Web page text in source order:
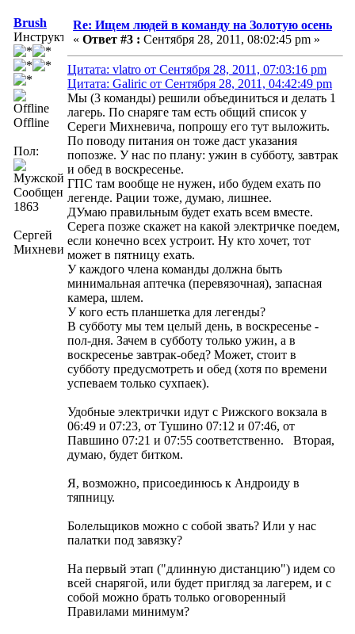
Brush
Инструктор
Offline
Пол:
Сообщений:
1863
Сергей
Михневич
Re: Ищем людей в команду на Золотую осень
« Ответ #3 : Сентября 28, 2011, 08:02:45 pm »
Цитата: vlatro от Сентября 28, 2011, 07:03:16 pm
Цитата: Galiric от Сентября 28, 2011, 04:42:49 pm
Мы (3 команды) решили объединиться и делать 1
лагерь. По снаряге там есть общий список у
Сереги Михневича, попрошу его тут выложить.
По поводу питания он тоже даст указания
попозже. У нас по плану: ужин в субботу, завтрак
и обед в воскресенье.
ГПС там вообще не нужен, ибо будем ехать по
легенде. Рации тоже, думаю, лишнее.
ДУмаю правильным будет ехать всем вместе.
Серега позже скажет на какой электричке поедeм,
если конечно всех устроит. Ну кто хочет, тот
может в пятницу ехать.
У каждого члена команды должна быть
минимальная аптечка (перевязочная), запасная
камера, шлем.
У кого есть планшетка для легенды?
В субботу мы тем целый день, в воскресенье -
пол-дня. Зачем в субботу только ужин, а в
воскресенье завтрак-обед? Может, стоит в
субботу предусмотреть и обед (хотя по времени
успеваем только сухпаек).
Удобные электрички идут с Рижского вокзала в
06:49 и 07:23, от Тушино 07:12 и 07:46, от
Павшино 07:21 и 07:55 соответственно. Вторая,
думаю, будет битком.
Я, возможно, присоединюсь к Андроиду в
тяпницу.
Болельщиков можно с собой звать? Или у нас
палатки под завязку?
На первый этап ("длинную дистанцию") идем со
всей снарягой, или будет пригляд за лагерем, и с
собой можно брать только оговоренный
Правилами минимум?